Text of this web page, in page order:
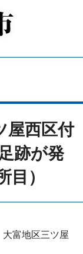
西区付
跡が発
）
富地区三ツ屋